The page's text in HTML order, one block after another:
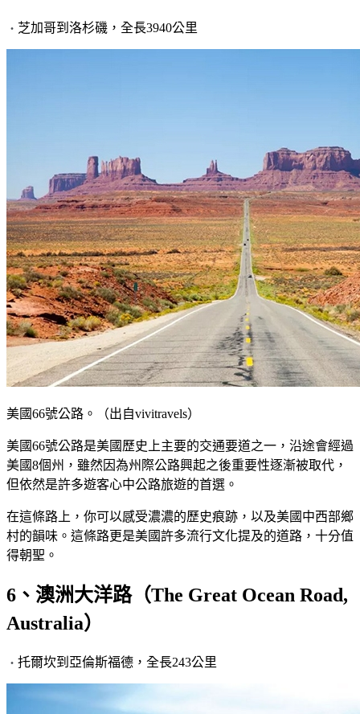
・ 芝加哥到洛杉磯，全長3940公里
美國66號公路。（出自vivitravels）
美國66號公路是美國歷史上主要的交通要道之一，沿途會經過
美國8個州，雖然因為州際公路興起之後重要性逐漸被取代，
但依然是許多遊客心中公路旅遊的首選。
在這條路上，你可以感受濃濃的歷史痕跡，以及美國中西部鄉
村的韻味。這條路更是美國許多流行文化提及的道路，十分值
得朝聖。
6、澳洲大洋路（The Great Ocean Road,
Australia）
・ 托爾坎到亞倫斯福德，全長243公里